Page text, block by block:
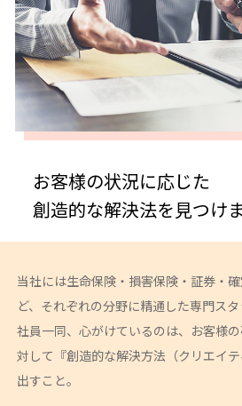
お客様の状況に応じた
創造的な解決法を見つけ
当社には生命保険・損害保険・証券・
ど、それぞれの分野に精通した専門スタ
社員一同、心がけているのは、お客様
対して『創造的な解決方法（クリエイ
出すこと。